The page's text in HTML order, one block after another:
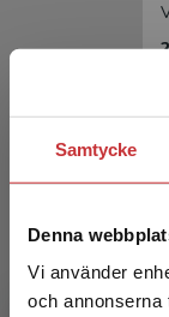
Samtycke
Denna
Vi använder
och annonserna